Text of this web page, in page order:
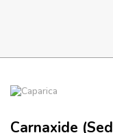
Carnaxide